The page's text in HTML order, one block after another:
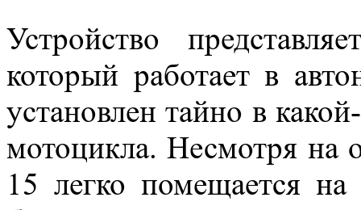
Устройство
который работает в
установлен тайно в
мотоцикла. Несмотря
15 легко помещается